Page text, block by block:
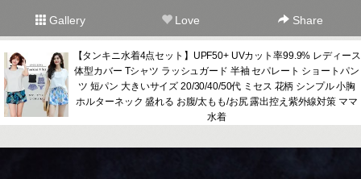
Gallery Love Share
【タンキニ水着4点セット】UPF50+ UVカット率99.9% レディース
体型カバー Tシャツ ラッシュガード 半袖 セパレート ショートパン
ツ 短パン 大きいサイズ 20/30/40/50代 ミセス 花柄 シンプル 小胸
ホルターネック 盛れる お腹/太もも/お尻 露出控え紫外線対策 ママ
水着